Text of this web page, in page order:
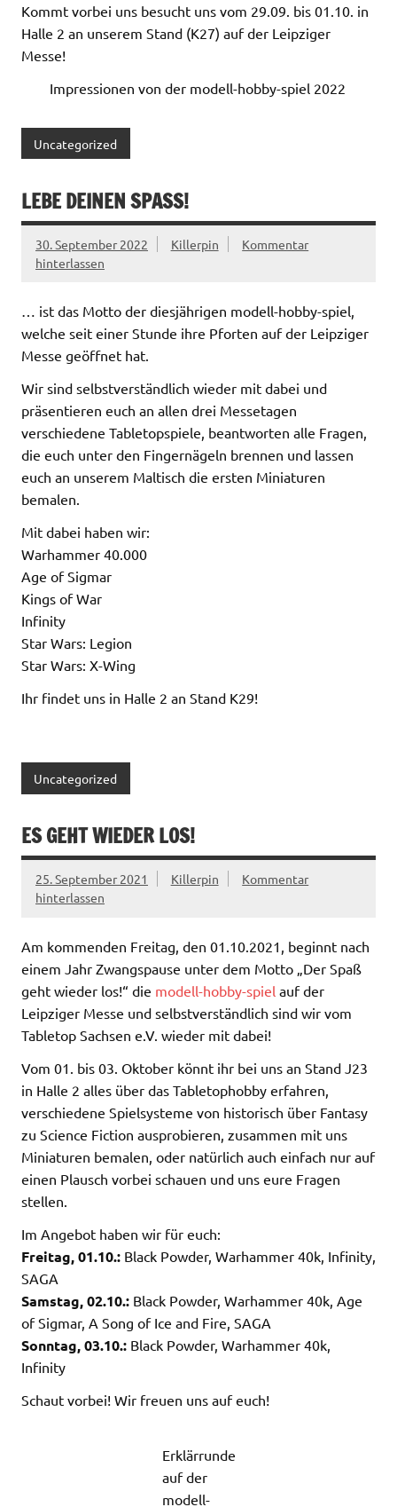
Kommt vorbei uns besucht uns vom 29.09. bis 01.10. in
Halle 2 an unserem Stand (K27) auf der Leipziger
Messe!
Impressionen von der modell-hobby-spiel 2022
Uncategorized
LEBE DEINEN SPASS!
30. September 2022 Killerpin
Kommentar
hinterlassen
… ist das Motto der diesjährigen modell-hobby-spiel,
welche seit einer Stunde ihre Pforten auf der Leipziger
Messe geöffnet hat.
Wir sind selbstverständlich wieder mit dabei und
präsentieren euch an allen drei Messetagen
verschiedene Tabletopspiele, beantworten alle Fragen,
die euch unter den Fingernägeln brennen und lassen
euch an unserem Maltisch die ersten Miniaturen
bemalen.
Mit dabei haben wir:
Warhammer 40.000
Age of Sigmar
Kings of War
Infinity
Star Wars: Legion
Star Wars: X-Wing
Ihr findet uns in Halle 2 an Stand K29!
Uncategorized
ES GEHT WIEDER LOS!
25. September 2021 Killerpin
Kommentar
hinterlassen
Am kommenden Freitag, den 01.10.2021, beginnt nach
einem Jahr Zwangspause unter dem Motto „Der Spaß
geht wieder los!“ die modell-hobby-spiel auf der
Leipziger Messe und selbstverständlich sind wir vom
Tabletop Sachsen e.V. wieder mit dabei!
Vom 01. bis 03. Oktober könnt ihr bei uns an Stand J23
in Halle 2 alles über das Tabletophobby erfahren,
verschiedene Spielsysteme von historisch über Fantasy
zu Science Fiction ausprobieren, zusammen mit uns
Miniaturen bemalen, oder natürlich auch einfach nur auf
einen Plausch vorbei schauen und uns eure Fragen
stellen.
Im Angebot haben wir für euch:
Freitag, 01.10.: Black Powder, Warhammer 40k, Infinity,
SAGA
Samstag, 02.10.: Black Powder, Warhammer 40k, Age
of Sigmar, A Song of Ice and Fire, SAGA
Sonntag, 03.10.: Black Powder, Warhammer 40k,
Infinity
Schaut vorbei! Wir freuen uns auf euch!
Erklärrunde
auf der
modell-